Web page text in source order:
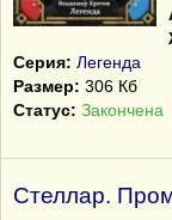
Серия: Легенда
Размер: 306 Кб
Статус: Закончена
Стеллар.